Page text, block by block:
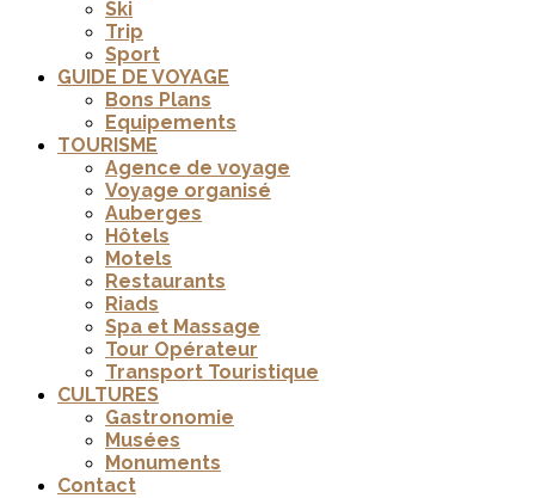
Ski
Trip
Sport
GUIDE DE VOYAGE
Bons Plans
Equipements
TOURISME
Agence de voyage
Voyage organisé
Auberges
Hôtels
Motels
Restaurants
Riads
Spa et Massage
Tour Opérateur
Transport Touristique
CULTURES
Gastronomie
Musées
Monuments
Contact